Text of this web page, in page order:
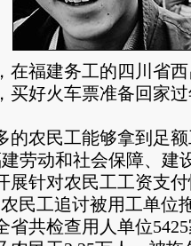
福建务工的四川省西
买好火车票准备回家
农民工能够拿到足额
劳动和社会保障、建
展针对农民工工资支
民工追讨被用工单位
省共检查用人单位